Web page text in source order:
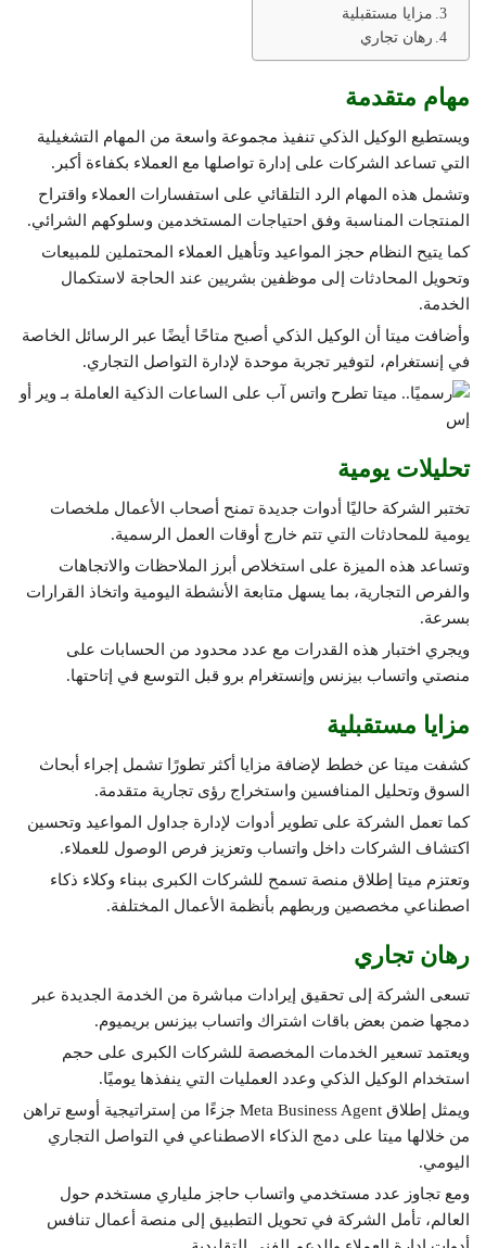
مزايا مستقبلية
رهان تجاري
مهام متقدمة
ويستطيع الوكيل الذكي تنفيذ مجموعة واسعة من المهام التشغيلية
التي تساعد الشركات على إدارة تواصلها مع العملاء بكفاءة أكبر.
وتشمل هذه المهام الرد التلقائي على استفسارات العملاء واقتراح
المنتجات المناسبة وفق احتياجات المستخدمين وسلوكهم الشرائي.
كما يتيح النظام حجز المواعيد وتأهيل العملاء المحتملين للمبيعات
وتحويل المحادثات إلى موظفين بشريين عند الحاجة لاستكمال
الخدمة.
وأضافت ميتا أن الوكيل الذكي أصبح متاحًا أيضًا عبر الرسائل الخاصة
في إنستغرام، لتوفير تجربة موحدة لإدارة التواصل التجاري.
تحليلات يومية
تختبر الشركة حاليًا أدوات جديدة تمنح أصحاب الأعمال ملخصات
يومية للمحادثات التي تتم خارج أوقات العمل الرسمية.
وتساعد هذه الميزة على استخلاص أبرز الملاحظات والاتجاهات
والفرص التجارية، بما يسهل متابعة الأنشطة اليومية واتخاذ القرارات
بسرعة.
ويجري اختبار هذه القدرات مع عدد محدود من الحسابات على
منصتي واتساب بيزنس وإنستغرام برو قبل التوسع في إتاحتها.
مزايا مستقبلية
كشفت ميتا عن خطط لإضافة مزايا أكثر تطورًا تشمل إجراء أبحاث
السوق وتحليل المنافسين واستخراج رؤى تجارية متقدمة.
كما تعمل الشركة على تطوير أدوات لإدارة جداول المواعيد وتحسين
اكتشاف الشركات داخل واتساب وتعزيز فرص الوصول للعملاء.
وتعتزم ميتا إطلاق منصة تسمح للشركات الكبرى ببناء وكلاء ذكاء
اصطناعي مخصصين وربطهم بأنظمة الأعمال المختلفة.
رهان تجاري
تسعى الشركة إلى تحقيق إيرادات مباشرة من الخدمة الجديدة عبر
دمجها ضمن بعض باقات اشتراك واتساب بيزنس بريميوم.
ويعتمد تسعير الخدمات المخصصة للشركات الكبرى على حجم
استخدام الوكيل الذكي وعدد العمليات التي ينفذها يوميًا.
ويمثل إطلاق Meta Business Agent جزءًا من إستراتيجية أوسع تراهن
من خلالها ميتا على دمج الذكاء الاصطناعي في التواصل التجاري
اليومي.
ومع تجاوز عدد مستخدمي واتساب حاجز ملياري مستخدم حول
العالم، تأمل الشركة في تحويل التطبيق إلى منصة أعمال تنافس